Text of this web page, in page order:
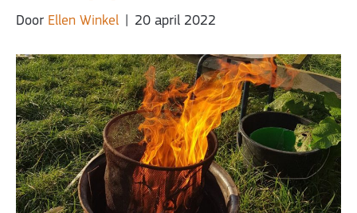
Door Ellen Winkel 20 april 2022